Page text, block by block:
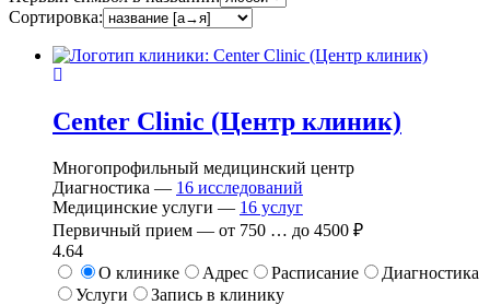
Сортировка:
Center Clinic (Центр клиник)
Многопрофильный медицинский центр
Диагностика — 16 исследований
Медицинские услуги — 16 услуг
Первичный прием — от 750 … до 4500 ₽
4.64
О клинике
Адрес Расписание
Диагностика
Услуги
Запись в клинику